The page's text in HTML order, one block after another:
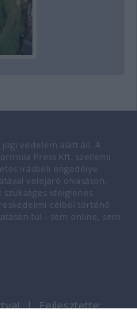
védelem alatt áll. A
Press Kft. szellemi
írásbeli engedélye
velejáró olvasáson,
ideiglenes
célból történő
túl - sem online, sem
| Fejlesztette: